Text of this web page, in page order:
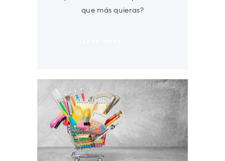
que más quieras?